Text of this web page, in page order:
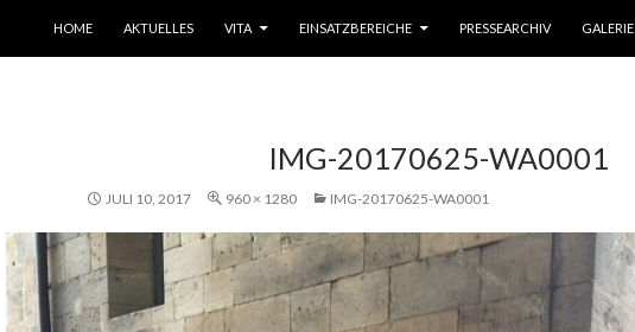
HOME
AKTUELLES VITA EINSATZBEREICHE PRESSEARCHIV GALERIE
IMG-20170625-WA0001
JULI 10, 2017 960 × 1280 IMG-20170625-WA0001